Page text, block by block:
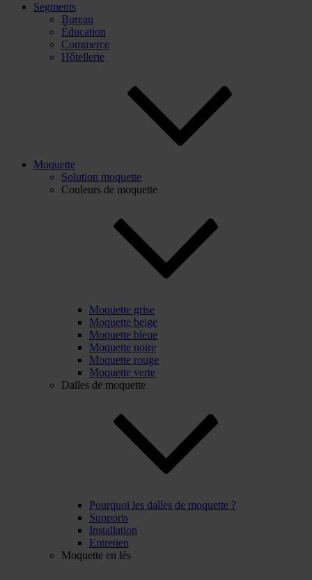
Segments
Bureau
Éducation
Commerce
Hôtellerie
Moquette
Solution moquette
Couleurs de moquette
Moquette grise
Moquette beige
Moquette bleue
Moquette noire
Moquette rouge
Moquette verte
Dalles de moquette
Pourquoi les dalles de moquette ?
Supports
Installation
Entretien
Moquette en lés